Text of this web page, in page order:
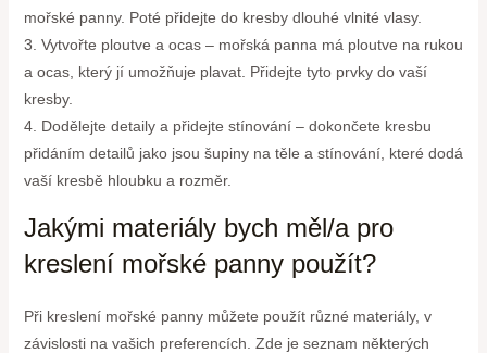
mořské panny. Poté přidejte do kresby dlouhé vlnité vlasy.
3. Vytvořte ploutve a ocas – mořská panna má ploutve na rukou
a ocas, který jí umožňuje plavat. Přidejte tyto prvky do vaší
kresby.
4. Dodělejte detaily a přidejte stínování – dokončete kresbu
přidáním detailů jako jsou šupiny na těle a stínování, které dodá
vaší kresbě hloubku a rozměr.
Jakými materiály bych měl/a pro
kreslení mořské panny použít?
Při kreslení mořské panny můžete použít různé materiály, v
závislosti na vašich preferencích. Zde je seznam některých